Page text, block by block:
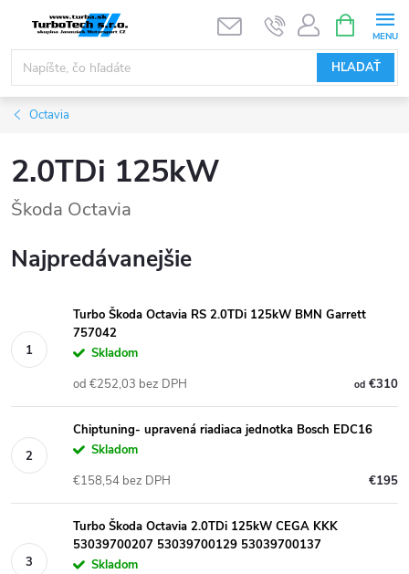
obsah
HĽADAŤ
KOŠÍK
Octavia
2.0TDi 125kW
Škoda Octavia
Najpredávanejšie
Turbo Škoda Octavia RS 2.0TDi 125kW BMN Garrett
757042
Skladom
od€310
od €252,03 bez DPH
Chiptuning- upravená riadiaca jednotka Bosch EDC16
Skladom
€195
€158,54 bez DPH
Turbo Škoda Octavia 2.0TDi 125kW CEGA KKK
53039700207 53039700129 53039700137
Skladom